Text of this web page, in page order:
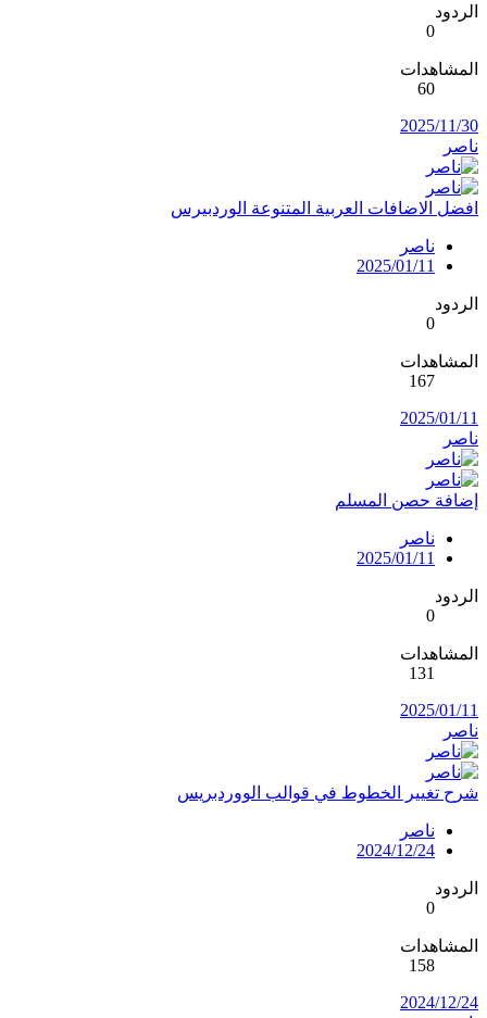
الردود
0
المشاهدات
60
2025/11/30
ناصر
افضل الاضافات العربية المتنوعة الوردبيرس
ناصر
2025/01/11
الردود
0
المشاهدات
167
2025/01/11
ناصر
إضافة حصن المسلم
ناصر
2025/01/11
الردود
0
المشاهدات
131
2025/01/11
ناصر
شرح تغيير الخطوط في قوالب الووردبريس
ناصر
2024/12/24
الردود
0
المشاهدات
158
2024/12/24